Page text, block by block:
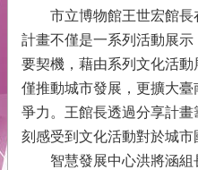
覽
回
首
頁
English
市立博物館王世宏館長
計畫不僅是一系列活動展
要契機，藉由系列文化活
僅推動城市發展，更擴大
爭力。王館長透過分享計
刻感受到文化活動對於城市
智慧發展中心洪將涵組